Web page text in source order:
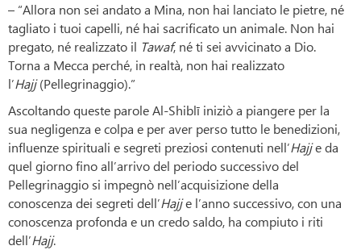
– “Allora non sei andato a Mina, non hai lanciato le pietre, né
tagliato i tuoi capelli, né hai sacrificato un animale. Non hai
pregato, né realizzato il Tawaf, né ti sei avvicinato a Dio.
Torna a Mecca perché, in realtà, non hai realizzato
l’Hajj(Pellegrinaggio).”
Ascoltando queste parole Al-Shiblī iniziò a piangere per la
sua negligenza e colpa e per aver perso tutto le benedizioni,
influenze spirituali e segreti preziosi contenuti nell’Hajje da
quel giorno fino all’arrivo del periodo successivo del
Pellegrinaggio si impegnò nell’acquisizione della
conoscenza dei segreti dell’Hajje l’anno successivo, con una
conoscenza profonda e un credo saldo, ha compiuto i riti
dell’Hajj.